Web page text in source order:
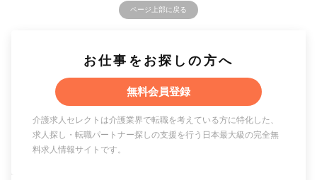
ページ上部に戻る
お仕事をお探しの方へ
無料会員登録
介護求人セレクトは介護業界で転職を考えている方に特化した、
求人探し・転職パートナー探しの支援を行う日本最大級の完全無
料求人情報サイトです。